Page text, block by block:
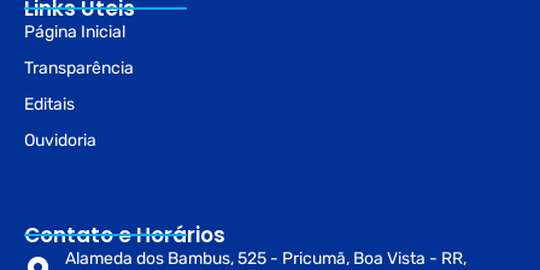
Links Úteis
Página Inicial
Transparência
Editais
Ouvidoria
Contato e Horários
Alameda dos Bambus, 525 - Pricumã, Boa Vista - RR,